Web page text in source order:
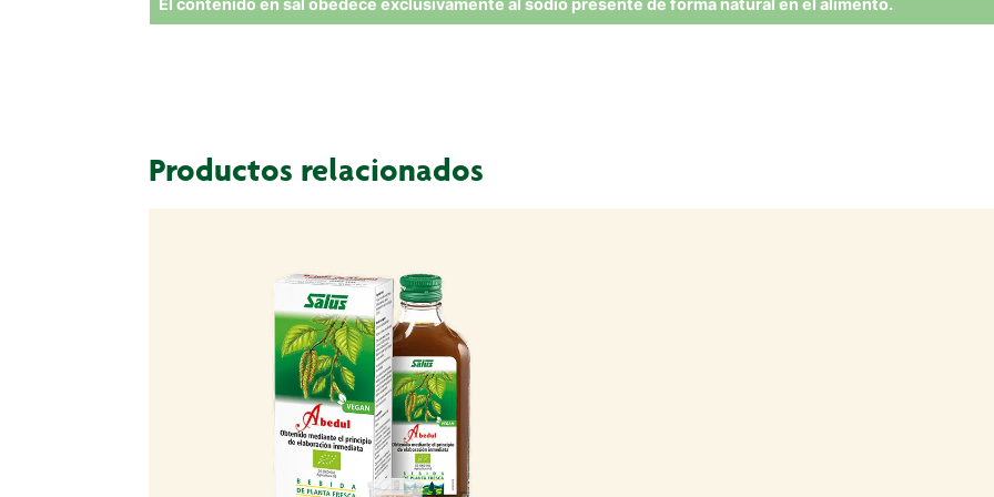
El contenido en sal obedece exclusivamente al sodio presente de forma natural en el alimento.
Productos relacionados